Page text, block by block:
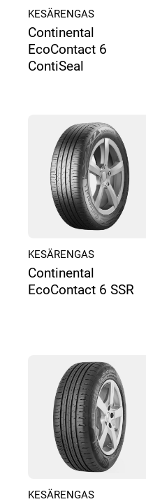
KESÄRENGAS
Continental
EcoContact 6
ContiSeal
KESÄRENGAS
Continental
EcoContact 6 SSR
KESÄRENGAS